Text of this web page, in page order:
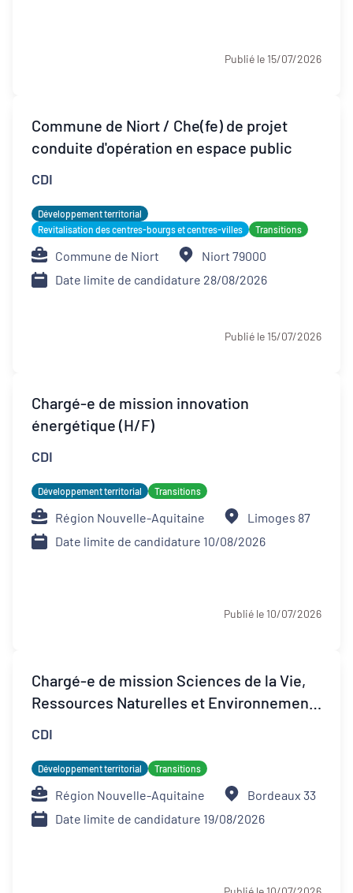
CDD
Publié le 15/07/2026
Commune de Niort / Che(fe) de projet
conduite d'opération en espace public
CDI
Développement territorial
Revitalisation des centres-bourgs et centres-villes
Transitions
Commune de Niort
Niort 79000
Date limite de candidature 28/08/2026
Publié le 15/07/2026
Chargé-e de mission innovation
énergétique (H/F)
CDI
Développement territorial Transitions
Région Nouvelle-Aquitaine
Limoges 87
Date limite de candidature 10/08/2026
Publié le 10/07/2026
Chargé-e de mission Sciences de la Vie,
Ressources Naturelles et Environnement
CDI
Développement territorial Transitions
Région Nouvelle-Aquitaine
Bordeaux 33
Date limite de candidature 19/08/2026